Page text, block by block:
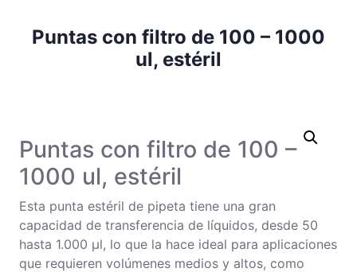
Puntas con filtro de 100 – 1000
ul, estéril
Puntas con filtro de 100 –
1000 ul, estéril
Esta punta estéril de pipeta tiene una gran
capacidad de transferencia de líquidos, desde 50
hasta 1.000 µl, lo que la hace ideal para aplicaciones
que requieren volúmenes medios y altos, como